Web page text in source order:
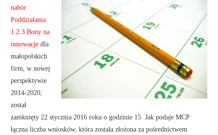
nabór
Poddziałania
1.2.3 Bony na
innowacje dla
małopolskich
firm, w nowej
perspektywie
2014-2020,
został
zamknięty 22 stycznia 2016 roku o godzinie 15. Jak podaje MCP
łączna liczba wniosków, która została złożona za pośrednictwem